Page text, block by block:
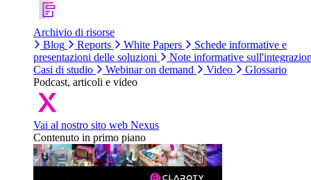
Archivio di risorse
Blog
Reports White Papers
Schede informative e
presentazioni delle soluzioni
Note informative
Casi di studio
Webinar on demand Video
Glossario
Podcast, articoli e video
Vai al nostro sito web Nexus
Contenuto in primo piano